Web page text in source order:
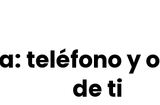
teléfono
de ti